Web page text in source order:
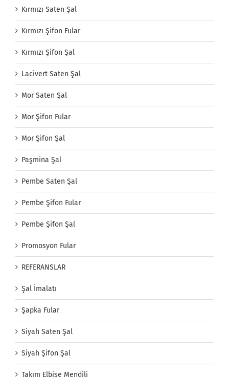
Kırmızı Saten Şal
Kırmızı Şifon Fular
Kırmızı Şifon Şal
Lacivert Saten Şal
Mor Saten Şal
Mor Şifon Fular
Mor Şifon Şal
Paşmina Şal
Pembe Saten Şal
Pembe Şifon Fular
Pembe Şifon Şal
Promosyon Fular
REFERANSLAR
Şal İmalatı
Şapka Fular
Siyah Saten Şal
Siyah Şifon Şal
Takım Elbise Mendili